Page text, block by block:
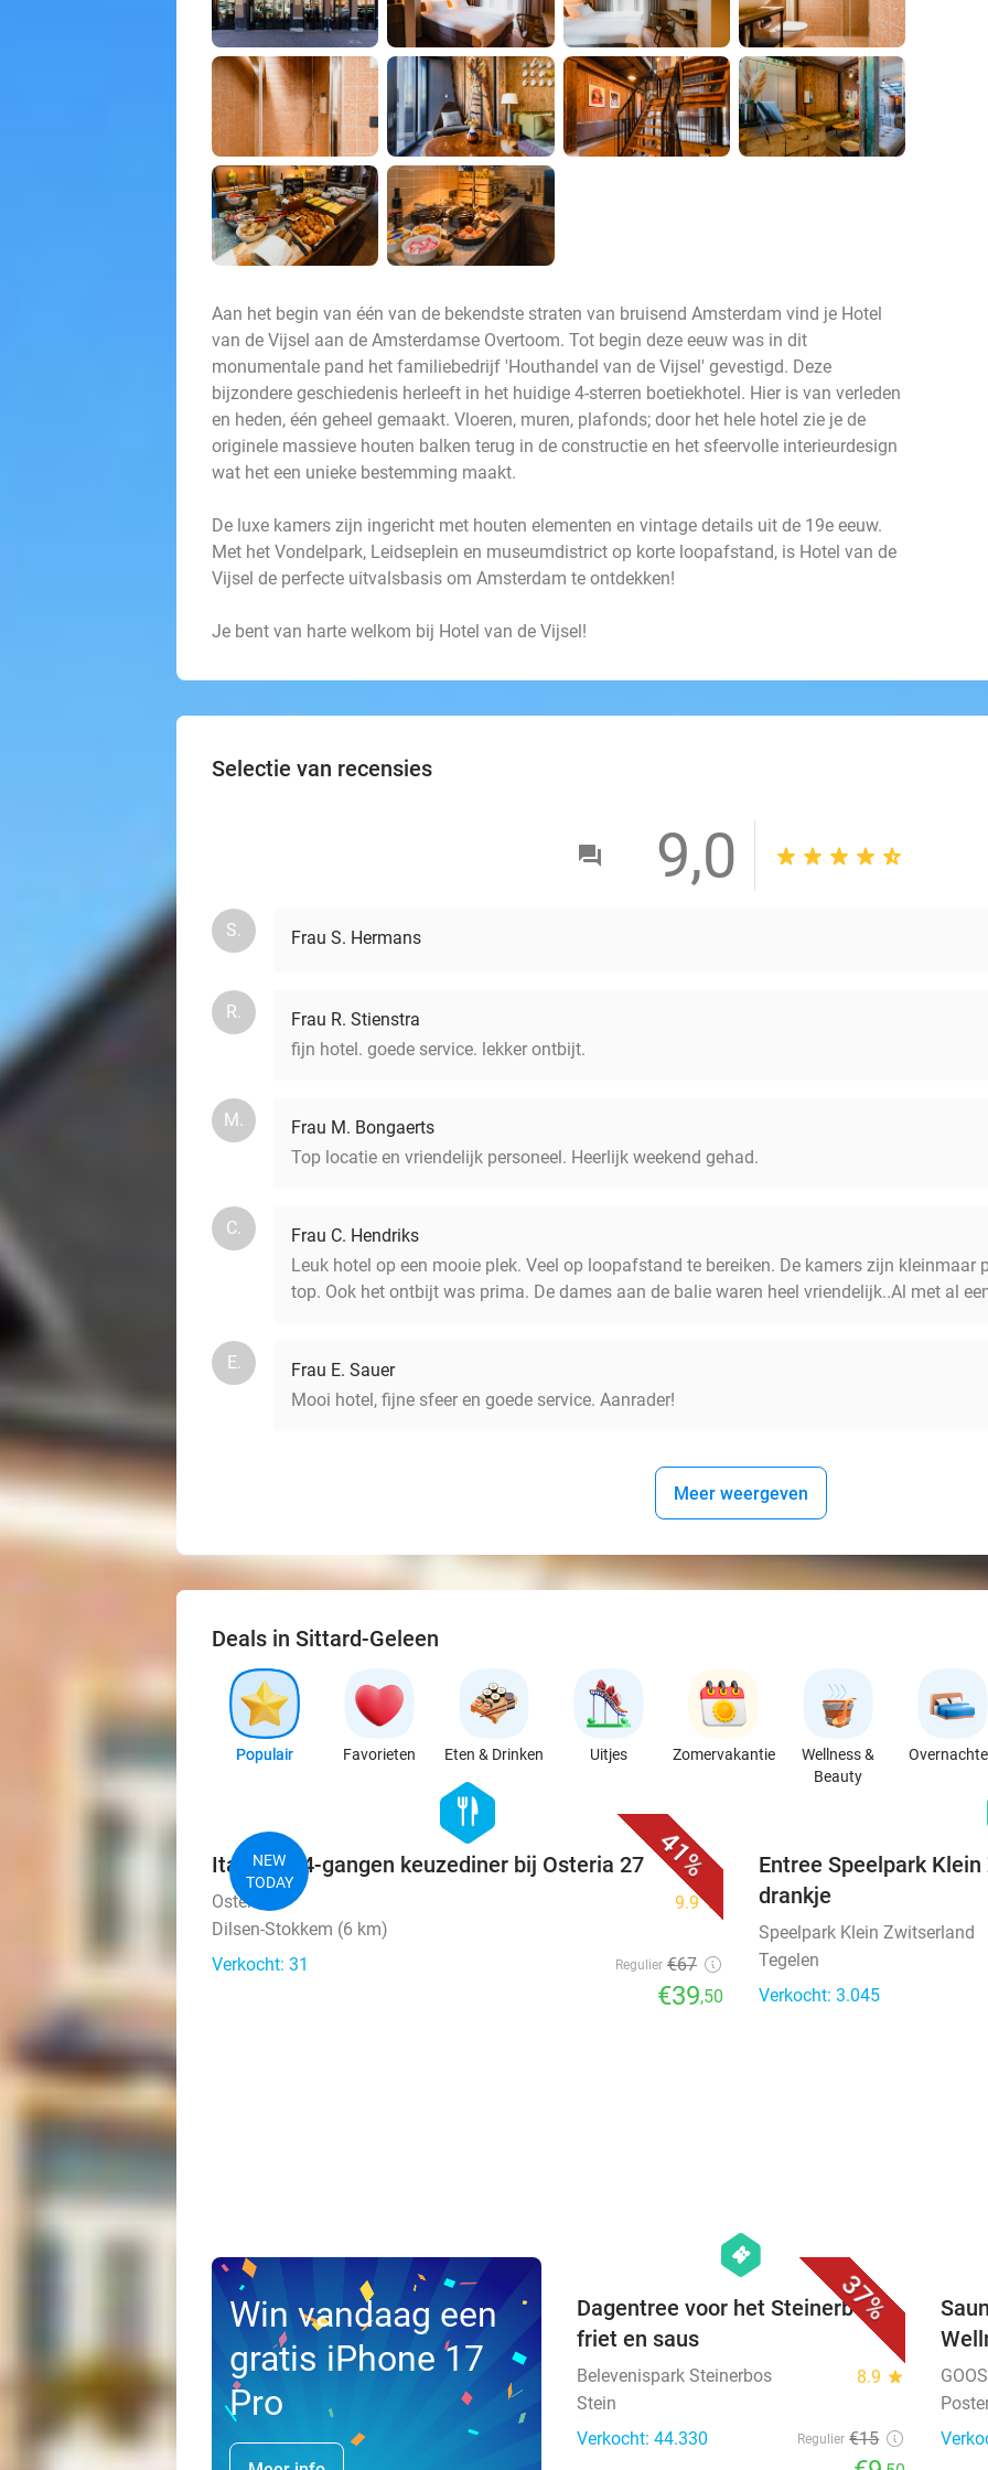
Aan het begin van één van de bekendste straten van bruisend Amsterdam vind je Hotel
van de Vijsel aan de Amsterdamse Overtoom. Tot begin deze eeuw was in dit
monumentale pand het familiebedrijf 'Houthandel van de Vijsel' gevestigd. Deze
bijzondere geschiedenis herleeft in het huidige 4-sterren boetiekhotel. Hier is van verleden
en heden, één geheel gemaakt. Vloeren, muren, plafonds; door het hele hotel zie je de
originele massieve houten balken terug in de constructie en het sfeervolle interieurdesign
wat het een unieke bestemming maakt.
De luxe kamers zijn ingericht met houten elementen en vintage details uit de 19e eeuw.
Met het Vondelpark, Leidseplein en museumdistrict op korte loopafstand, is Hotel van de
Vijsel de perfecte uitvalsbasis om Amsterdam te ontdekken!
Je bent van harte welkom bij Hotel van de Vijsel!
Selectie van recensies
9,0
S. Frau S. Hermans
R.
Frau R. Stienstra
fijn hotel. goede service. lekker ontbijt.
M.
Frau M. Bongaerts
Top locatie en vriendelijk personeel. Heerlijk weekend gehad.
C.
Frau C. Hendriks
Leuk hotel op een mooie plek. Veel op loopafstand te bereiken. De kamers zijn kleinmaar
top. Ook het ontbijt was prima. De dames aan de balie waren heel vriendelijk..Al met al
E.
Frau E. Sauer
Mooi hotel, fijne sfeer en goede service. Aanrader!
Meer weergeven
Deals in Sittard-Geleen
Populair Favorieten Eten & Drinken Uitjes Zomervakantie
Wellness &
Beauty
41%
NEW
TODAY
hexagon
food
Italiaans 4-gangen keuzediner bij Osteria 27
Osteria 27 9.9star
Dilsen-Stokkem (6 km)
Verkocht: 31
Regulier €67
€39,50
Entree Speelpark
drankje
Speelpark Klein Zwitserland
Tegelen
Verkocht: 3.045
Win vandaag een
gratis iPhone 17
Pro
37%
hexagon
events
Dagentree voor het Steinerbos +
friet en saus
Belevenispark Steinerbos 8.9 star
Stein
Verkocht: 44.330
Regulier €15